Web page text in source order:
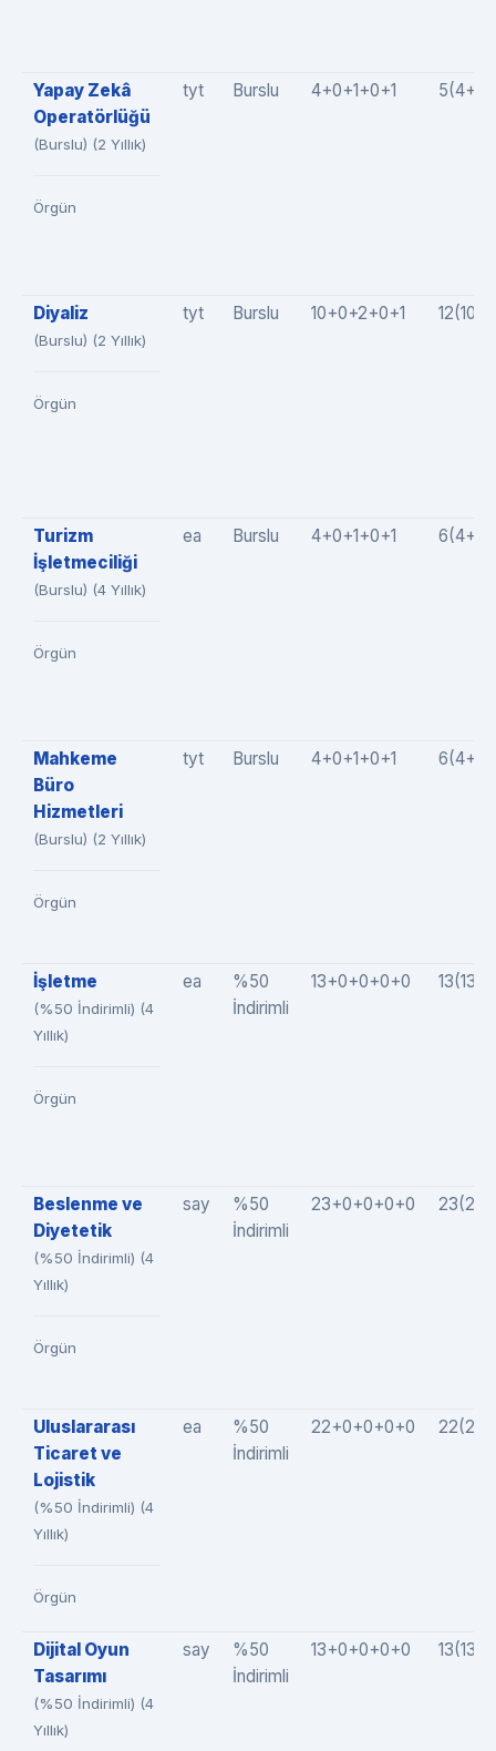
Yapay Zekâ
Operatörlüğü
(Burslu) (2 Yıllık)
Örgün
tyt Burslu 4+0+1+0+1
Diyaliz
(Burslu) (2 Yıllık)
Örgün
tyt Burslu 10+0+2+0+1
Turizm
İşletmeciliği
(Burslu) (4 Yıllık)
Örgün
ea Burslu 4+0+1+0+1
Mahkeme
Büro
Hizmetleri
(Burslu) (2 Yıllık)
Örgün
tyt Burslu 4+0+1+0+1
İşletme
(%50 İndirimli) (4
Yıllık)
Örgün
ea
%50
İndirimli
13+0+0+0+0
Beslenme ve
Diyetetik
(%50 İndirimli) (4
Yıllık)
Örgün
say
%50
İndirimli
23+0+0+0+0
Uluslararası
Ticaret ve
Lojistik
(%50 İndirimli) (4
Yıllık)
Örgün
ea
%50
İndirimli
22+0+0+0+0
Dijital Oyun
Tasarımı
(%50 İndirimli) (4
Yıllık)
say
%50
İndirimli
13+0+0+0+0